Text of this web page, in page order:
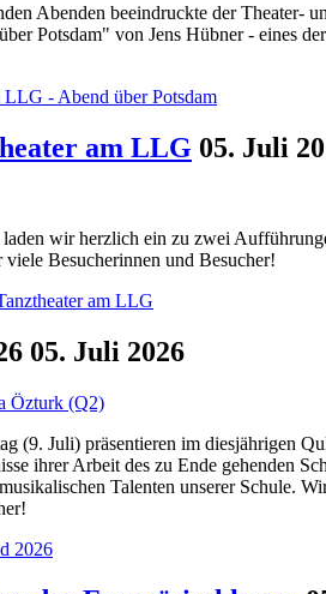
Abenden beeindruckte der Theater-
Potsdam" von Jens Hübner - eines
LLG - Abend über Potsdam
am LLG 05. Juli
wir herzlich ein zu zwei
Besucherinnen und Besucher!
am LLG
05. Juli 2026
(9. Juli) präsentieren im diesjährigen
ihrer Arbeit des zu Ende gehenden
Talenten unserer Schule.
2026